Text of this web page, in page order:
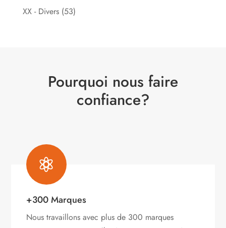
XX - Divers (53)
Pourquoi nous faire
confiance?

+300 Marques
Nous travaillons avec plus de 300 marques